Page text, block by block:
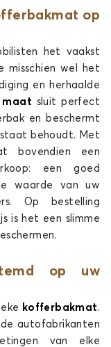
ENYAQ
EPIQ
op
het vaakst
misschien wel het
en herhaalde
maat sluit perfect
en beschermt
behoudt. Met
bovendien een
een goed
waarde van uw
Op bestelling
is het een slimme
op uw
kofferbakmat .
autofabrikanten
van elke